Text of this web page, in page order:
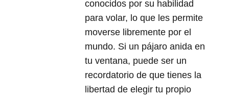
conocidos por su habilidad
para volar, lo que les permite
moverse libremente por el
mundo. Si un pájaro anida en
tu ventana, puede ser un
recordatorio de que tienes la
libertad de elegir tu propio